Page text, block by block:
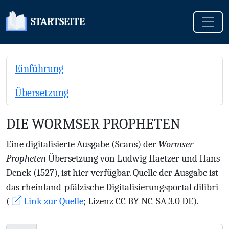
STARTSEITE
Einführung
Übersetzung
DIE WORMSER PROPHETEN
Eine digitalisierte Ausgabe (Scans) der Wormser
ProphetenÜbersetzung von Ludwig Haetzer und Hans
Denck (1527), ist hier verfügbar. Quelle der Ausgabe ist
das rheinland-pfälzische Digitalisierungsportal dilibri
(
Link zur Quelle; Lizenz CC BY-NC-SA 3.0 DE).